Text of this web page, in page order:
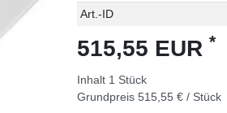
Technisches
Wert
Art.-ID
515,55 EUR *
Inhalt 1 Stück
Grundpreis 515,55 € / Stück